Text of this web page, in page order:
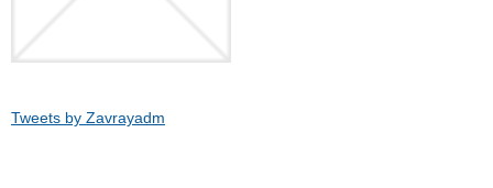
Tweets by Zavrayadm